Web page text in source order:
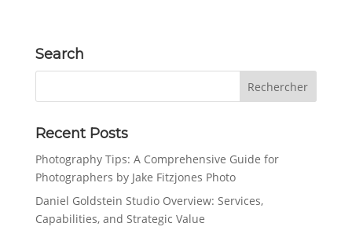
Search
Recent Posts
Photography Tips: A Comprehensive Guide for
Photographers by Jake Fitzjones Photo
Daniel Goldstein Studio Overview: Services,
Capabilities, and Strategic Value